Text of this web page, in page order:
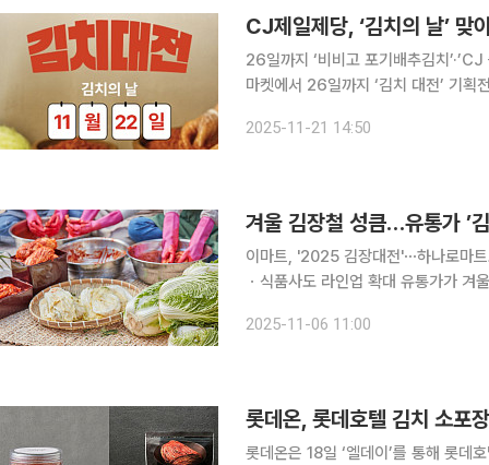
CJ제일제당, ‘김치의 날’
26일까지 ‘비비고 포기배추김치’·’CJ 습 실비김치
마켓에서 26일까지 ‘김치 대전’ 기획
열무김치’, 그리고 최근 화끈한 매운맛
2025-11-21 14:50
겨울 김장철 성큼…유통가 ’
이마트, '2025 김장대전'⋯하나로마
ㆍ식품사도 라인업 확대 유통가가 겨울 김장철을 앞두고 다양한 행사를 통해 수요 선점에 나섰다.
'김포족(김장을 포기하는 소비자)'들
2025-11-06 11:00
롯데온, 롯데호텔 김치 소포
롯데온은 18일 ‘엘데이’를 통해 롯데